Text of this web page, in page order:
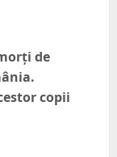
de
copii